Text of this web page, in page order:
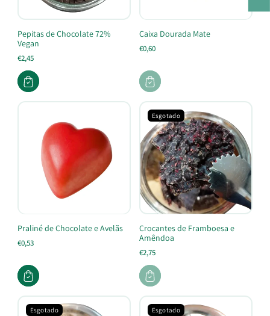
Pepitas de Chocolate 72%
Vegan
€2,45
Caixa Dourada Mate
€0,60
Praliné de Chocolate e Avelãs
€0,53
Esgotado
Crocantes de Framboesa e
Amêndoa
€2,75
Esgotado Esgotado